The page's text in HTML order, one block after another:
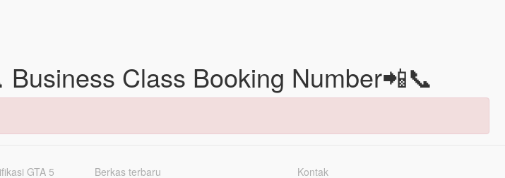
Class Booking Number📲📞
GTA 5
Berkas terbaru
Kontak